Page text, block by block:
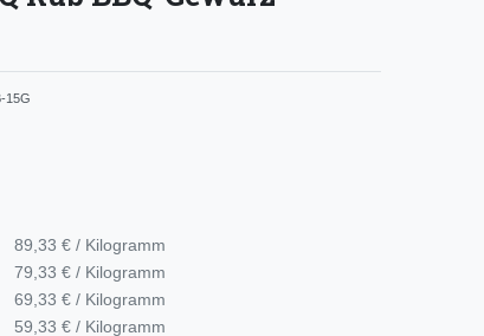
15G
89,33 € / Kilogramm
79,33 € / Kilogramm
69,33 € / Kilogramm
59,33 € / Kilogramm